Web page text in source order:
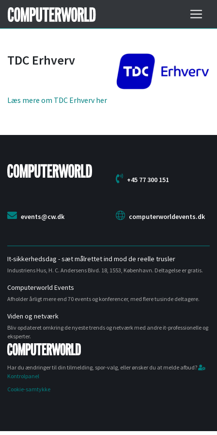
TDC Erhverv
Læs mere om TDC Erhverv her
+45 77 300 151
events@cw.dk computerworldevents.dk
It-sikkerhedsdag - sæt målrettet ind mod de reelle trusler
Industriens Hus, H. C. Andersens Blvd. 18, 1553, København. Deltagelse er gratis.
Computerworld Events
Afholder årligt mere end 70 events og konferencer, med flere tusinde deltagere.
Viden og netværk
Bliv opdateret omkring de nyeste trends og netværk med andre it-professionelle og
eksperter.
Har du ændringer til din tilmelding, spor-valg, eller ønsker du at melde afbud?
Kontrolpanel
Cookie-samtykke